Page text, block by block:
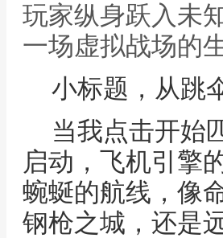
玩家纵身跃入未
一场虚拟战场的
小标题，从跳
当我点击开始
启动，飞机引擎
蜿蜒的航线，像
钢枪之城，还是